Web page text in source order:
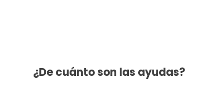
¿De cuánto son las ayudas?